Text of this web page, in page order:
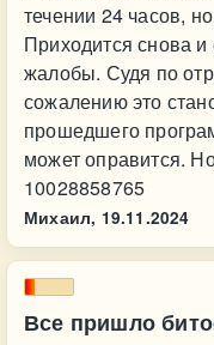
течении 24 часов,
Приходится снова и
жалобы. Судя по
сожалению это
прошедшего
может оправится.
10028858765
Михаил, 19.11.2024
Все пришло